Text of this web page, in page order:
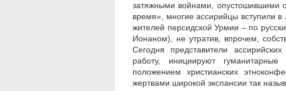
затяжными войнами, опустошившими
время», многие ассирийцы вступили
жителей персидской Урмии – по
Ионаном), не утратив, впрочем,
Сегодня представители
работу, инициируют
положением христианских
жертвами широкой экспансии так